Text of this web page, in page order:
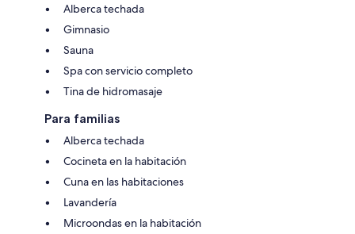
Alberca techada
Gimnasio
Sauna
Spa con servicio completo
Tina de hidromasaje
Para familias
Alberca techada
Cocineta en la habitación
Cuna en las habitaciones
Lavandería
Microondas en la habitación